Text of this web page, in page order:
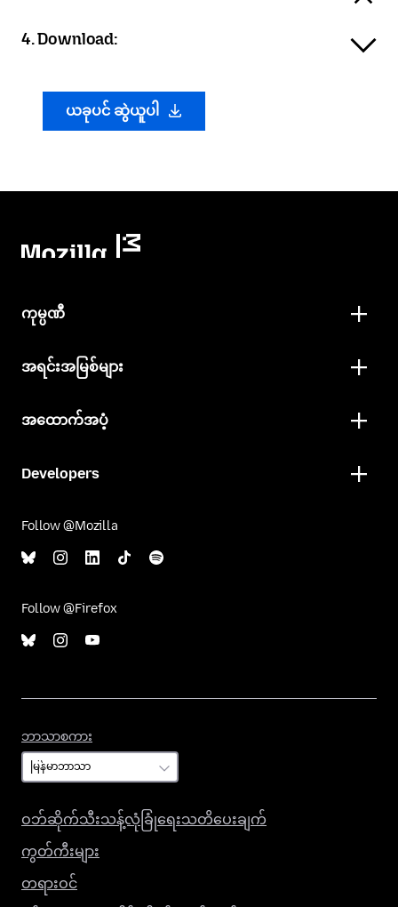
4. Download:
ယခုပင် ဆွဲယူပါ
ကုမ္ပဏီ
အရင်းအမြစ်များ
အထောက်အပံ့
Developers
Follow @Mozilla
Follow @Firefox
ဘာသာစကား
ဝဘ်ဆိုက်သီးသန့်လုံခြုံရေးသတိပေးချက်
ကွတ်ကီးများ
တရားဝင်